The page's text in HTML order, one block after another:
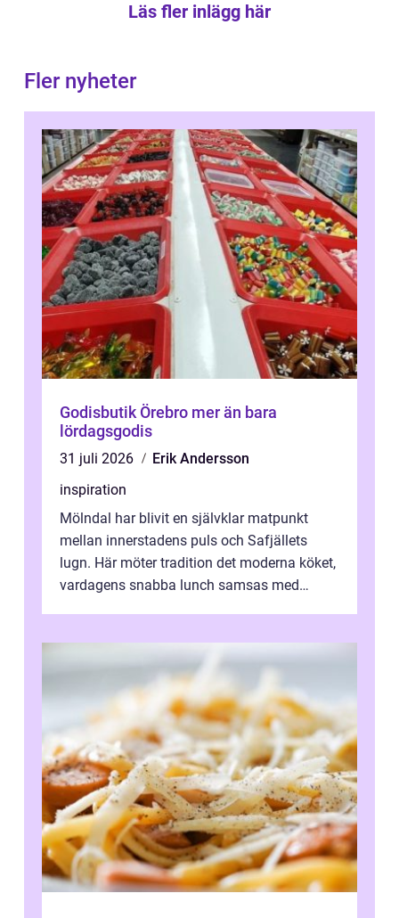
Läs fler inlägg här
Fler nyheter
Godisbutik Örebro mer än bara
lördagsgodis
31 juli 2026
Erik Andersson
inspiration
Mölndal har blivit en självklar matpunkt
mellan innerstadens puls och Safjällets
lugn. Här möter tradition det moderna köket,
vardagens snabba lunch samsas med